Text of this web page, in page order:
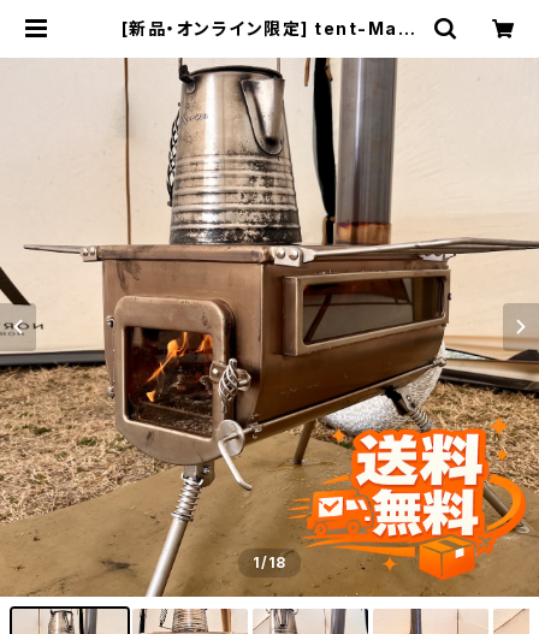
[新品・オンライン限定] tent-Mark
ー アウトサイドエアＬ(φ89mm)３点
セット (current product/現行品)
| Pilzcafe+ ピルツカフェプラス
1/18